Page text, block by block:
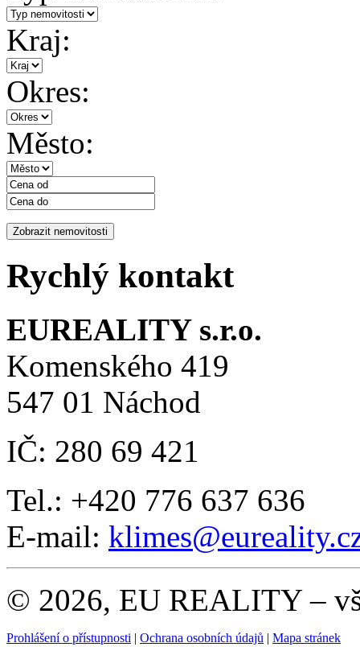
Kraj:
Okres:
Město:
Rychlý kontakt
EUREALITY s.r.o.
Komenského 419
547 01 Náchod
IČ: 280 69 421
Tel.: +420 776 637 636
E-mail: klimes
© 2026, EU REALITY –
Prohlášení o přístupnosti | Ochrana osobních údajů | Mapa stránek